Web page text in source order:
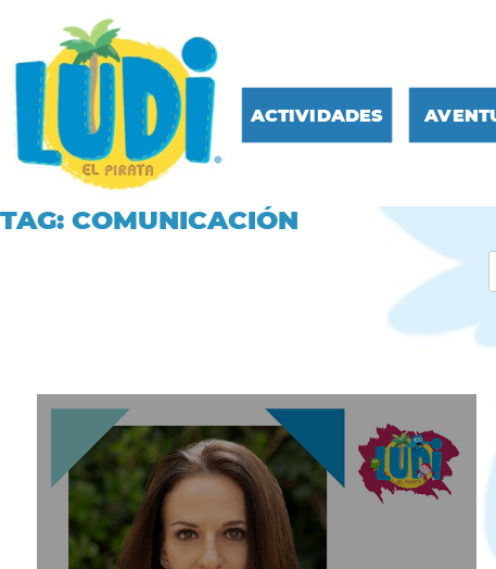
ACTIVIDADES
TAG: COMUNICACIÓN